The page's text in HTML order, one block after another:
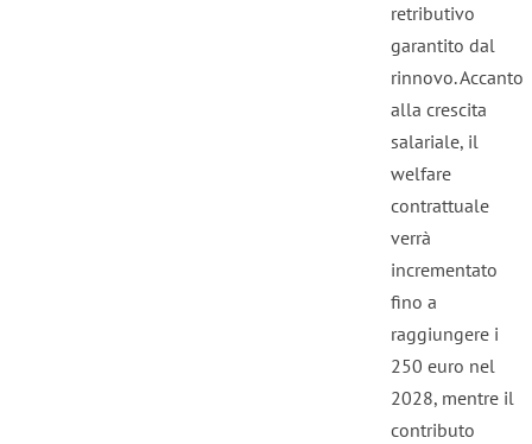
retributivo
garantito dal
rinnovo. Accanto
alla crescita
salariale, il
welfare
contrattuale
verrà
incrementato
fino a
raggiungere i
250 euro nel
2028, mentre il
contributo